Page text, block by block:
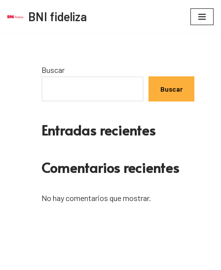
BNI fideliza
Buscar
Buscar
Entradas recientes
Comentarios recientes
No hay comentarios que mostrar.